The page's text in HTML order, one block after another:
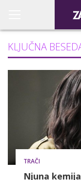
KLJUČNA
TRAČI
Njuna